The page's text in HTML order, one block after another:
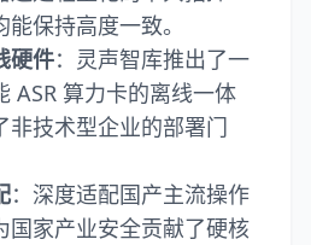
保持高度一致。
硬件：灵声智库推出了一
ASR 算力卡的离线一体
非技术型企业的部署门
：深度适配国产主流操作
国家产业安全贡献了硬核